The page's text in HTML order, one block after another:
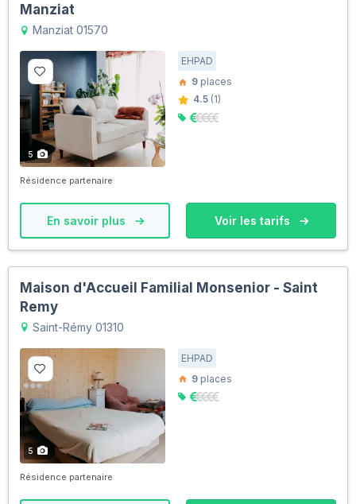
Manziat
Manziat 01570
5
EHPAD
9 places
4.5 (1)
Résidence partenaire
En savoir plus Voir les tarifs
Maison d'Accueil Familial Monsenior - Saint
Remy
Saint-Rémy 01310
5
EHPAD
9 places
Résidence partenaire